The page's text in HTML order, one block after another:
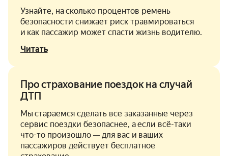
Узнайте, на сколько процентов ремень
безопасности снижает риск травмироваться
и как пассажир может спасти жизнь водителю.
Читать
Про страхование поездок на случай
ДТП
Мы стараемся сделать все заказанные через
сервис поездки безопаснее, а если всё-таки
что-то произошло — для вас и ваших
пассажиров действует бесплатное